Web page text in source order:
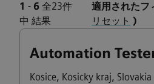
1 - 6 全23件
中 結果
適用されたフ
リセット )
Automation
Kosice, Kosicky kraj, Slovakia